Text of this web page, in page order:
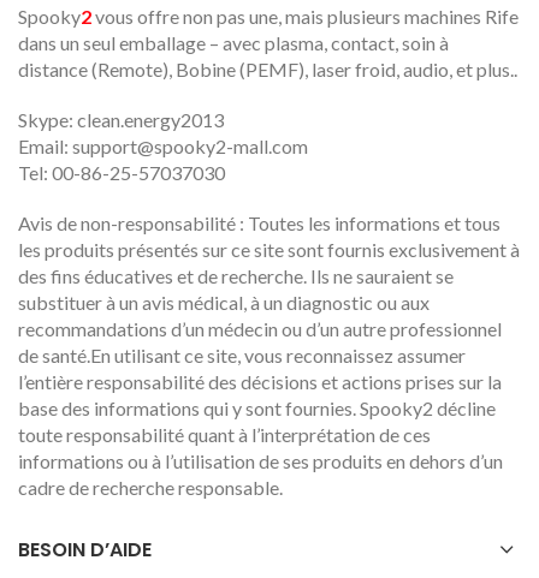
Spooky2vous offre non pas une, mais plusieurs machines Rife
dans un seul emballage – avec plasma, contact, soin à
distance (Remote), Bobine (PEMF), laser froid, audio, et plus..
Skype: clean.energy2013
Email: support@spooky2-mall.com
Tel: 00-86-25-57037030
Avis de non-responsabilité : Toutes les informations et tous
les produits présentés sur ce site sont fournis exclusivement à
des fins éducatives et de recherche. Ils ne sauraient se
substituer à un avis médical, à un diagnostic ou aux
recommandations d’un médecin ou d’un autre professionnel
de santé.En utilisant ce site, vous reconnaissez assumer
l’entière responsabilité des décisions et actions prises sur la
base des informations qui y sont fournies. Spooky2 décline
toute responsabilité quant à l’interprétation de ces
informations ou à l’utilisation de ses produits en dehors d’un
cadre de recherche responsable.
BESOIN D’AIDE